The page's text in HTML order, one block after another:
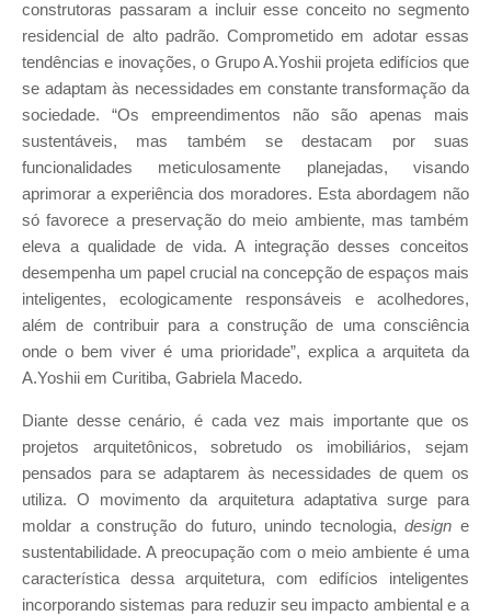
construtoras passaram a incluir esse conceito no segmento
residencial de alto padrão. Comprometido em adotar essas
tendências e inovações, o Grupo A.Yoshii projeta edifícios que
se adaptam às necessidades em constante transformação da
sociedade. “Os empreendimentos não são apenas mais
sustentáveis, mas também se destacam por suas
funcionalidades meticulosamente planejadas, visando
aprimorar a experiência dos moradores. Esta abordagem não
só favorece a preservação do meio ambiente, mas também
eleva a qualidade de vida. A integração desses conceitos
desempenha um papel crucial na concepção de espaços mais
inteligentes, ecologicamente responsáveis e acolhedores,
além de contribuir para a construção de uma consciência
onde o bem viver é uma prioridade”, explica a arquiteta da
A.Yoshii em Curitiba, Gabriela Macedo.
Diante desse cenário, é cada vez mais importante que os
projetos arquitetônicos, sobretudo os imobiliários, sejam
pensados para se adaptarem às necessidades de quem os
utiliza. O movimento da arquitetura adaptativa surge para
moldar a construção do futuro, unindo tecnologia,design e
sustentabilidade. A preocupação com o meio ambiente é uma
característica dessa arquitetura, com edifícios inteligentes
incorporando sistemas para reduzir seu impacto ambiental e a